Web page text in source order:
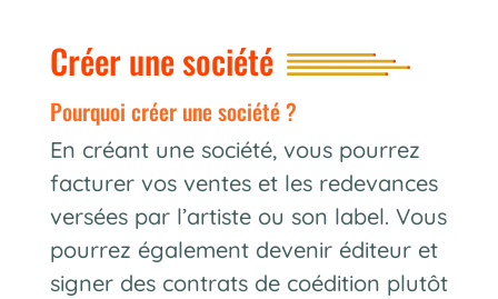
Créer une société
pourquoi créer une société ?
En créant une société, vous pourrez
facturer vos ventes et les redevances
versées par l’artiste ou son label. Vous
pourrez également devenir éditeur et
signer des contrats de coédition plutôt